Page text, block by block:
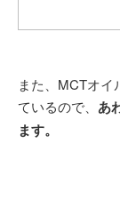
また、MCTオ
ているので、 あ
ます。